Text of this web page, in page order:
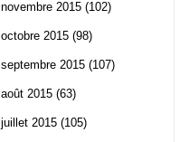
novembre 2015 (102)
octobre 2015 (98)
septembre 2015 (107)
août 2015 (63)
juillet 2015 (105)